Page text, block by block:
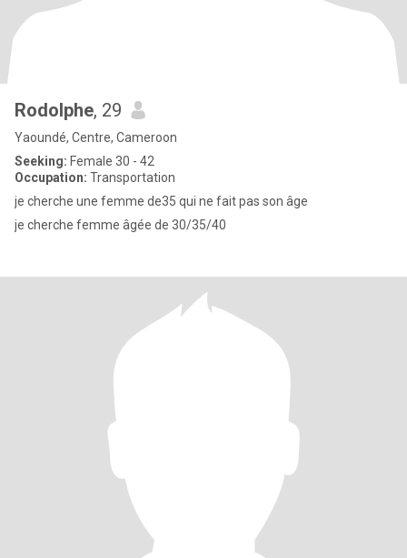
Rodolphe, 29
Yaoundé, Centre, Cameroon
Seeking: Female 30 - 42
Occupation: Transportation
je cherche une femme de35 qui ne fait pas son âge
je cherche femme âgée de 30/35/40